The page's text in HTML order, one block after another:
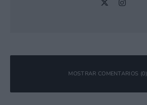
MOSTRAR COMENTARIOS (0)